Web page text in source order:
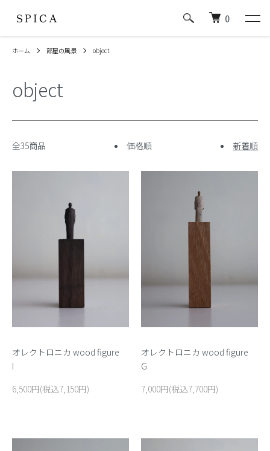
0
ホーム 部屋の風景 object
object
全35商品 価格順 新着順
オレクトロニカ wood figure
I
6,500円(税込7,150円)
オレクトロニカ wood figure
G
7,000円(税込7,700円)